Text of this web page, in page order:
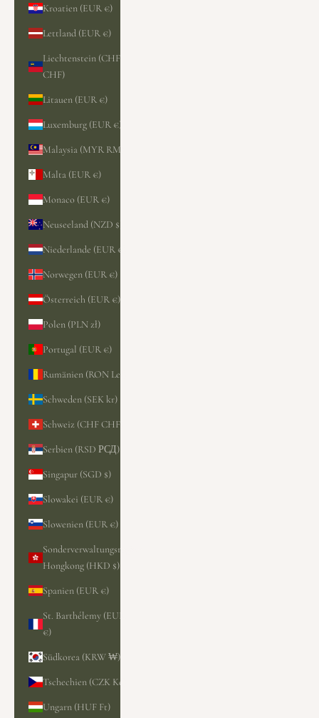
Kroatien (EUR €)
Lettland (EUR €)
Liechtenstein (CHF
CHF)
Litauen (EUR €)
Luxemburg (EUR €)
Malaysia (MYR RM)
Malta (EUR €)
Monaco (EUR €)
Neuseeland (NZD $)
Niederlande (EUR €)
Norwegen (EUR €)
Österreich (EUR €)
Polen (PLN zł)
Portugal (EUR €)
Rumänien (RON Lei)
Schweden (SEK kr)
Schweiz (CHF CHF)
Serbien (RSD РСД)
Singapur (SGD $)
Slowakei (EUR €)
Slowenien (EUR €)
Sonderverwaltungsregion
Hongkong (HKD $)
Spanien (EUR €)
St. Barthélemy (EUR
€)
Südkorea (KRW ₩)
Tschechien (CZK Kč)
Ungarn (HUF Ft)